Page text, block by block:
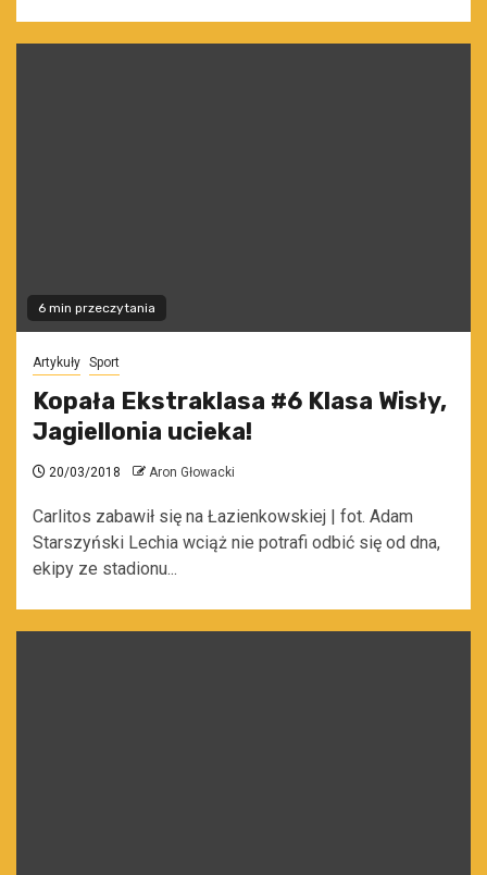
6 min przeczytania
Artykuły Sport
Kopała Ekstraklasa #6 Klasa Wisły,
Jagiellonia ucieka!
20/03/2018 Aron Głowacki
Carlitos zabawił się na Łazienkowskiej | fot. Adam
Starszyński Lechia wciąż nie potrafi odbić się od dna,
ekipy ze stadionu...